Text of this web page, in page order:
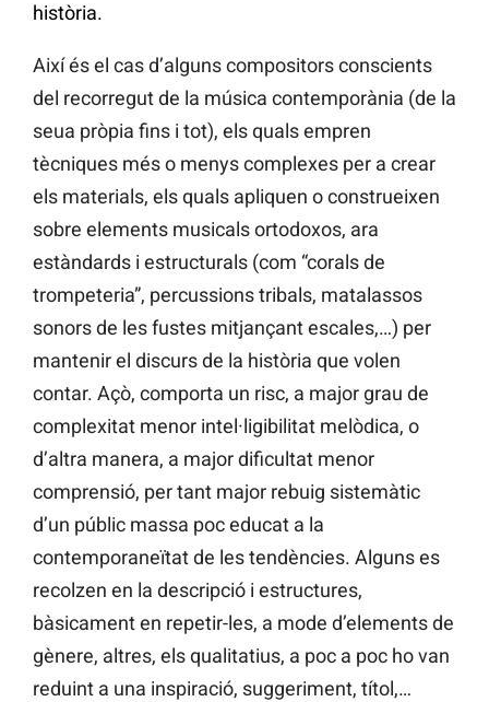
història.
Així és el cas d’alguns compositors conscients
del recorregut de la música contemporània (de la
seua pròpia fins i tot), els quals empren
tècniques més o menys complexes per a crear
els materials, els quals apliquen o construeixen
sobre elements musicals ortodoxos, ara
estàndards i estructurals (com “corals de
trompeteria”, percussions tribals, matalassos
sonors de les fustes mitjançant escales,…) per
mantenir el discurs de la història que volen
contar. Açò, comporta un risc, a major grau de
complexitat menor intel·ligibilitat melòdica, o
d’altra manera, a major dificultat menor
comprensió, per tant major rebuig sistemàtic
d’un públic massa poc educat a la
contemporaneïtat de les tendències. Alguns es
recolzen en la descripció i estructures,
bàsicament en repetir-les, a mode d’elements de
gènere, altres, els qualitatius, a poc a poc ho van
reduint a una inspiració, suggeriment, títol,…